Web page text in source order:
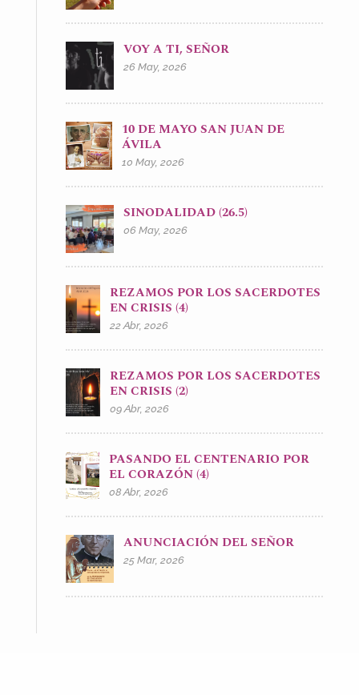
VOY A TI, SEÑOR
26 May, 2026
10 DE MAYO SAN JUAN DE
ÁVILA
10 May, 2026
SINODALIDAD (26.5)
06 May, 2026
REZAMOS POR LOS SACERDOTES
EN CRISIS (4)
22 Abr, 2026
REZAMOS POR LOS SACERDOTES
EN CRISIS (2)
09 Abr, 2026
PASANDO EL CENTENARIO POR
EL CORAZÓN (4)
08 Abr, 2026
ANUNCIACIÓN DEL SEÑOR
25 Mar, 2026